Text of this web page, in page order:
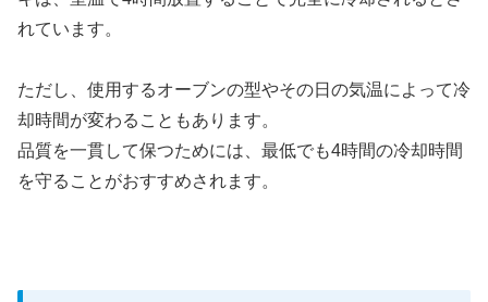
れています。
ただし、使用するオーブンの型やその日の気温によって冷
却時間が変わることもあります。
品質を一貫して保つためには、最低でも4時間の冷却時間
を守ることがおすすめされます。